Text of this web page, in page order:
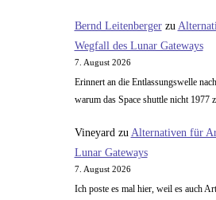
Bernd Leitenbergerzu
Wegfall des Lunar Gateways
7. August 2026
Erinnert an die Entlassungswelle
warum das Space shuttle nicht
Vineyard zu Alternativen für
Lunar Gateways
7. August 2026
Ich poste es mal hier, weil es auch